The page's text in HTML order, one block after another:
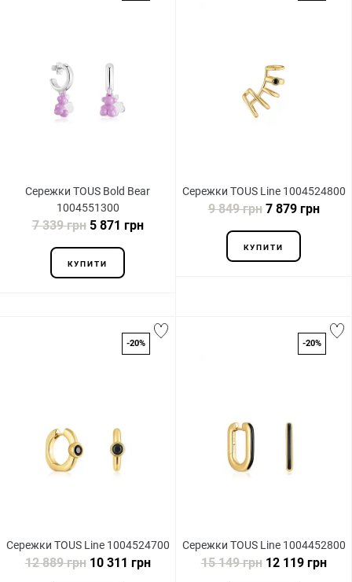
Сережки TOUS Bold Bear
1004551300
7 339 грн5 871 грн
КУПИТИ
Сережки TOUS Line 1004524800
9 849 грн7 879 грн
КУПИТИ
-20%
Сережки TOUS Line 1004524700
12 889 грн10 311 грн
-20%
Сережки TOUS Line 1004452800
15 149 грн12 119 грн